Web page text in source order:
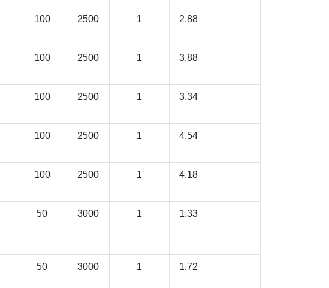
100 2500 1 2.88
100 2500 1 3.88
100 2500 1 3.34
100 2500 1 4.54
100 2500 1 4.18
50 3000 1 1.33
50 3000 1 1.72